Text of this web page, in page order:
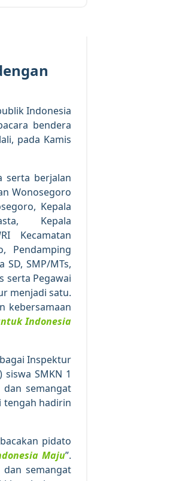
Indonesia
bendera
pada Kamis
serta berjalan
Wonosegoro
Kepala
Kepala
Kecamatan
Pendamping
SD, SMP/MTs,
serta Pegawai
menjadi satu.
kebersamaan
Indonesia
Inspektur
SMKN 1
semangat
tengah hadirin
pidato
Maju”.
semangat